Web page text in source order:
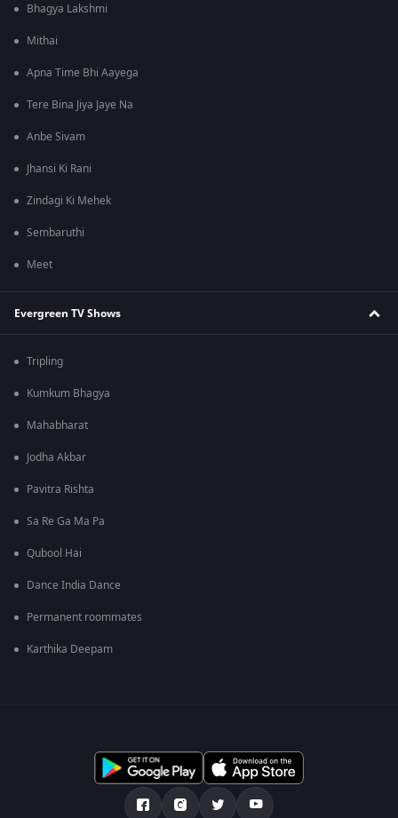
Bhagya Lakshmi
Mithai
Apna Time Bhi Aayega
Tere Bina Jiya Jaye Na
Anbe Sivam
Jhansi Ki Rani
Zindagi Ki Mehek
Sembaruthi
Meet
Evergreen TV Shows
Tripling
Kumkum Bhagya
Mahabharat
Jodha Akbar
Pavitra Rishta
Sa Re Ga Ma Pa
Qubool Hai
Dance India Dance
Permanent roommates
Karthika Deepam